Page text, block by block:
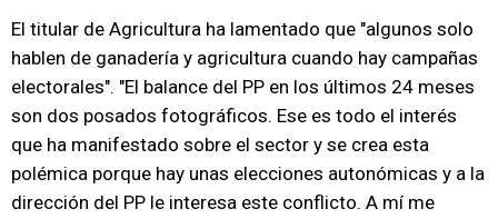
El titular de Agricultura ha lamentado que "algunos solo
hablen de ganadería y agricultura cuando hay campañas
electorales". "El balance del PP en los últimos 24 meses
son dos posados fotográficos. Ese es todo el interés
que ha manifestado sobre el sector y se crea esta
polémica porque hay unas elecciones autonómicas y a la
dirección del PP le interesa este conflicto. A mí me